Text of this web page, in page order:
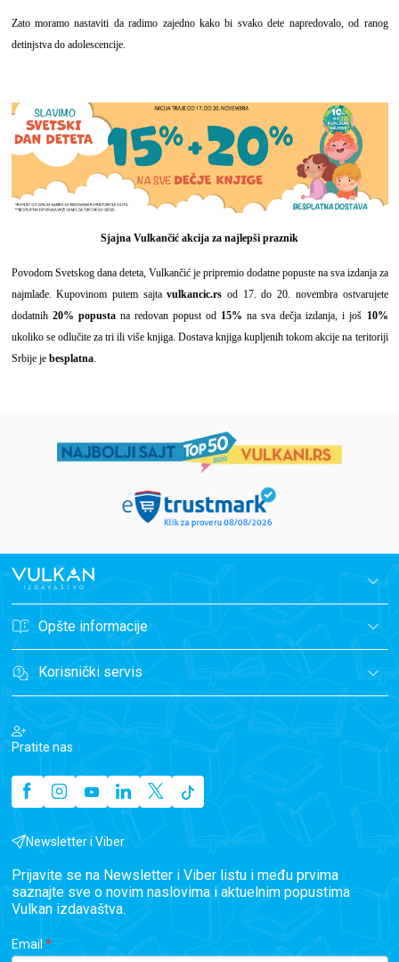
Zato moramo nastaviti da radimo zajedno kako bi svako dete napredovalo, od ranog
detinjstva do adolescencije.
Sjajna Vulkančić akcija za najlepši praznik
Povodom Svetskog dana deteta, Vulkančić je pripremio dodatne popuste na sva izdanja za
najmlađe. Kupovinom putem sajtavulkancic.rs od 17. do 20. novembra ostvarujete
dodatnih 20% popustana redovan popust od 15% na sva dečja izdanja, i još 10%
ukoliko se odlučite za tri ili više knjiga. Dostava knjiga kupljenih tokom akcije na teritoriji
Srbije je besplatna.
Opšte informacije
Korisnički servis
Pratite nas
Newsletter i Viber
Prijavite se na Newsletter i Viber listu i među prvima
saznajte sve o novim naslovima i aktuelnim popustima
Vulkan izdavaštva.
Email